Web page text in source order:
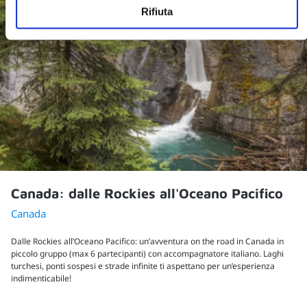
Rifiuta
Canada: dalle Rockies all'Oceano Pacifico
Canada
Dalle Rockies all’Oceano Pacifico: un’avventura on the road in Canada in
piccolo gruppo (max 6 partecipanti) con accompagnatore italiano. Laghi
turchesi, ponti sospesi e strade infinite ti aspettano per un’esperienza
indimenticabile!